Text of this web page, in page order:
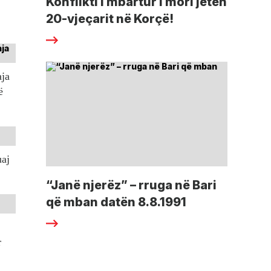
20-vjeçarit në Korçë!
“Janë njerëz” – rruga në Bari
që mban datën 8.8.1991